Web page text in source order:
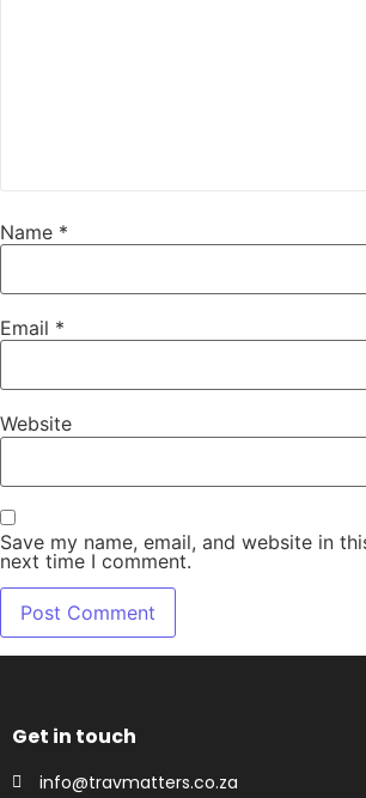
Name *
Email *
Website
Save my name, email, and website in
next time I comment.
Get in touch
info@travmatters.co.za